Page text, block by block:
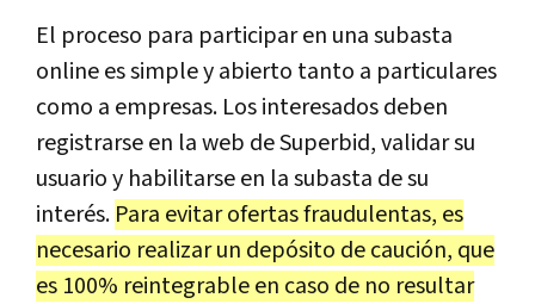
El proceso para participar en una subasta
online es simple y abierto tanto a particulares
como a empresas. Los interesados deben
registrarse en la web de Superbid, validar su
usuario y habilitarse en la subasta de su
interés. Para evitar ofertas fraudulentas, es
necesario realizar un depósito de caución, que
es 100% reintegrable en caso de no resultar